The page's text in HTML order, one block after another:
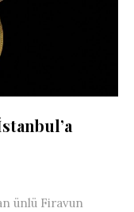
ünlü Firavun